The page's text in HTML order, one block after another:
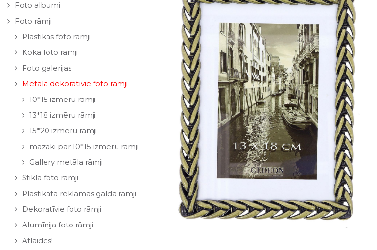
Foto albumi
Foto rāmji
Plastikas foto rāmji
Koka foto rāmji
Foto galerijas
Metāla dekoratīvie foto rāmji
10*15 izmēru rāmji
13*18 izmēru rāmji
15*20 izmēru rāmji
mazāki par 10*15 izmēru rāmji
Gallery metāla rāmji
Stikla foto rāmji
Plastikāta reklāmas galda rāmji
Dekoratīvie foto rāmji
Alumīnija foto rāmji
Atlaides!